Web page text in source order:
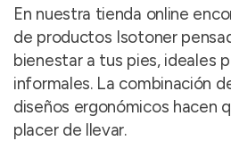
En nuestra tienda online
de productos Isotoner
bienestar a tus pies, ideales
informales. La combinación
diseños ergonómicos hacen
placer de llevar.